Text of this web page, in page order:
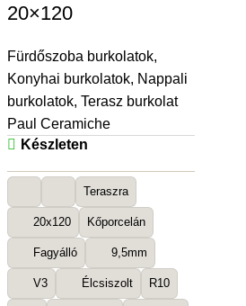
20×120
Fürdőszoba burkolatok,
Konyhai burkolatok, Nappali
burkolatok, Terasz burkolat
Paul Ceramiche
Készleten
Teraszra
20x120 Kőporcelán
Fagyálló 9,5mm
V3 Élcsiszolt R10